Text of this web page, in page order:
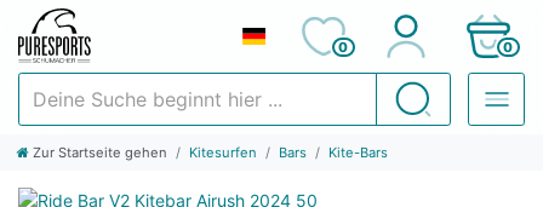
Suchen
0 0
Zur Startseite gehen Kitesurfen Bars Kite-Bars